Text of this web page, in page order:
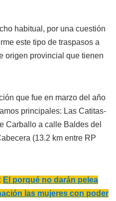
habitual, por una cuestión
este tipo de traspasos a
origen provincial que tienen
que fue en marzo del año
principales: Las Catitas-
Carballo a calle Baldes del
(13.2 km entre RP
El porqué no darán pelea
las mujeres con poder